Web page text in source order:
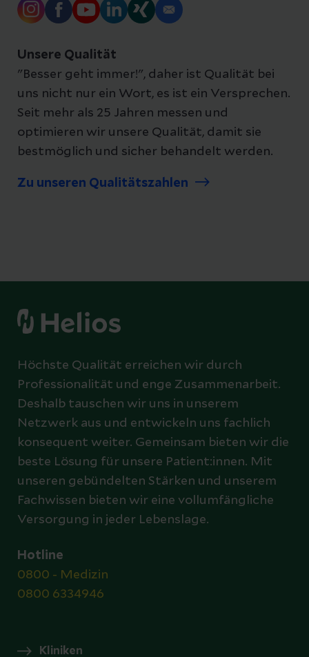
Unsere Qualität
"Besser geht immer!", daher ist Qualität bei
uns nicht nur ein Wort, es ist ein Versprechen.
Seit mehr als 25 Jahren messen und
optimieren wir unsere Qualität, damit sie
bestmöglich und sicher behandelt werden.
Zu unseren Qualitätszahlen
Höchste Qualität erreichen wir durch
Professionalität und enge Zusammenarbeit.
Deshalb tauschen wir uns in unserem
Netzwerk aus und entwickeln uns fachlich
konsequent weiter. Gemeinsam bieten wir die
beste Lösung für unsere Patient:innen. Mit
unseren gebündelten Stärken und unserem
Fachwissen bieten wir eine vollumfängliche
Versorgung in jeder Lebenslage.
Hotline
0800 - Medizin
0800 6334946
Kliniken